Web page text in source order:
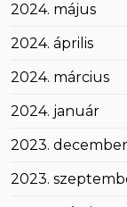
2024. május
2024. április
2024. március
2024. január
2023. december
2023.